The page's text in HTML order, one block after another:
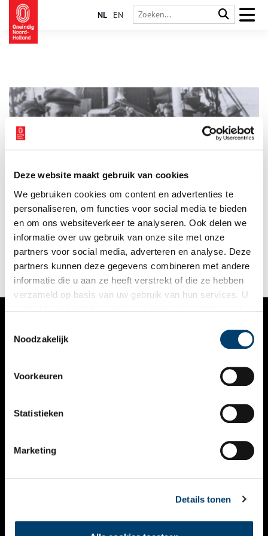
Deze website maakt gebruik van cookies
We gebruiken cookies om content en advertenties te
personaliseren, om functies voor social media te bieden
en om ons websiteverkeer te analyseren. Ook delen we
informatie over uw gebruik van onze site met onze
partners voor social media, adverteren en analyse. Deze
partners kunnen deze gegevens combineren met andere
informatie die u aan ze heeft verstrekt of die ze hebben
verzameld op basis van uw gebruik van hun services. U
Noodzakelijk
Voorkeuren
Statistieken
Marketing
Details tonen
NL EN
Het haringseizoen is geopend! Vanaf juni, als de eerste vaatjes
nieuwe haring binnenkomen, beginnen de liefhebbers al te
watertanden. Wat was het innovatieve idee dat ervoor zorgde
dat de Nederlandse haringhandel eeuwen geleden flink wat
poen in het laatje bracht?
VERHALEN
KALENDER
THEMA’S
VIDEO’S
CONTACT